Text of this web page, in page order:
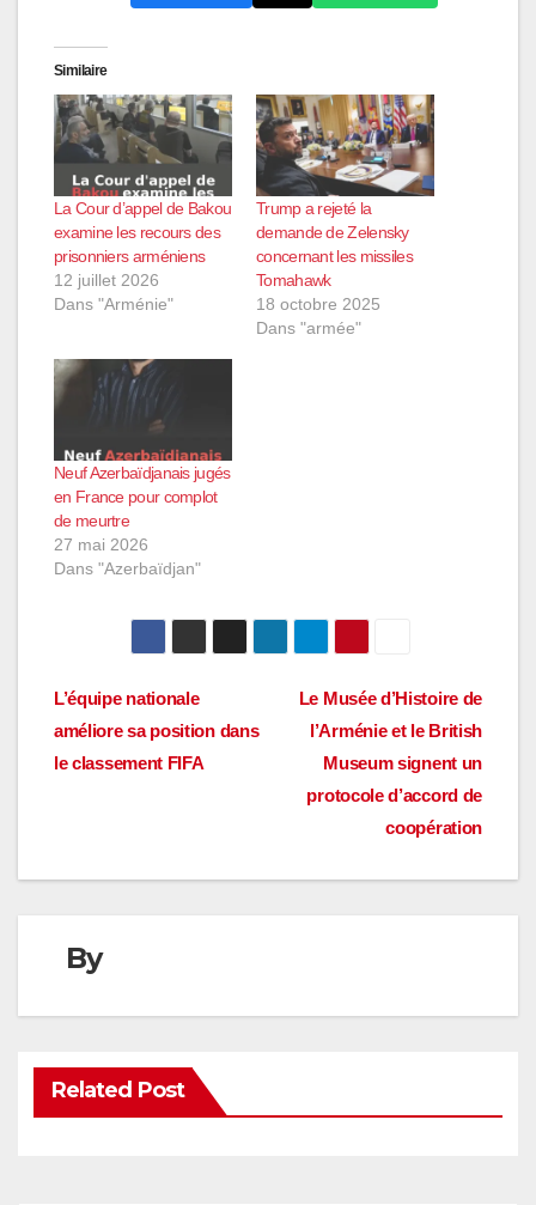
Similaire
La Cour d’appel de Bakou
examine les recours des
prisonniers arméniens
12 juillet 2026
Dans "Arménie"
Trump a rejeté la
demande de Zelensky
concernant les missiles
Tomahawk
18 octobre 2025
Dans "armée"
Neuf Azerbaïdjanais jugés
en France pour complot
de meurtre
27 mai 2026
Dans "Azerbaïdjan"
Navigation
de
Le Musée d’Histoire de
l’Arménie et le British
Museum signent un
protocole d’accord de
coopération
L’équipe nationale
améliore sa position dans
le classement FIFA
By
Related Post